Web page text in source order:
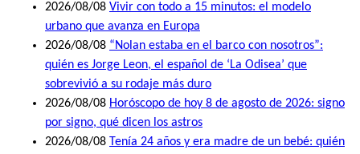
2026/08/08 Vivir con todo a 15 minutos: el modelo
urbano que avanza en Europa
2026/08/08 “Nolan estaba en el barco con nosotros”:
quién es Jorge Leon, el español de ‘La Odisea’ que
sobrevivió a su rodaje más duro
2026/08/08 Horóscopo de hoy 8 de agosto de 2026: signo
por signo, qué dicen los astros
2026/08/08 Tenía 24 años y era madre de un bebé: quién